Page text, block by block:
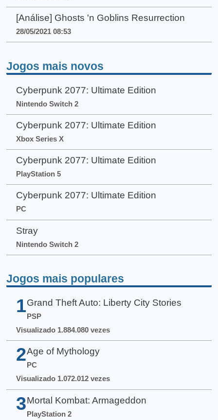
[Análise] Ghosts 'n Goblins Resurrection
28/05/2021 08:53
Jogos mais novos
Cyberpunk 2077: Ultimate Edition
Nintendo Switch 2
Cyberpunk 2077: Ultimate Edition
Xbox Series X
Cyberpunk 2077: Ultimate Edition
PlayStation 5
Cyberpunk 2077: Ultimate Edition
PC
Stray
Nintendo Switch 2
Jogos mais populares
1 Grand Theft Auto: Liberty City Stories
PSP
Visualizado 1.884.080 vezes
2 Age of Mythology
PC
Visualizado 1.072.012 vezes
3 Mortal Kombat: Armageddon
PlayStation 2